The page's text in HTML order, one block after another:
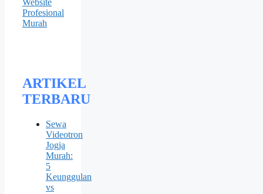
ARTIKEL
TERBARU
Sewa
Videotron
Jogja
Murah:
5
Keunggulan
vs